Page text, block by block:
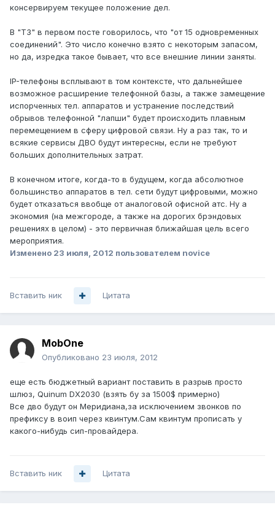
консервируем текущее положение дел.
В "ТЗ" в первом посте говорилось, что "от 15 одновременных
соединений". Это число конечно взято с некоторым запасом,
но да, изредка такое бывает, что все внешние линии заняты.
IP-телефоны всплывают в том контексте, что дальнейшее
возможное расширение телефонной базы, а также замещение
испорченных тел. аппаратов и устранение последствий
обрывов телефонной "лапши" будет происходить плавным
перемещением в сферу цифровой связи. Ну а раз так, то и
всякие сервисы ДВО будут интересны, если не требуют
больших дополнительных затрат.
В конечном итоге, когда-то в будущем, когда абсолютное
большинство аппаратов в тел. сети будут цифровыми, можно
будет отказаться ввобще от аналоговой офисной атс. Ну а
экономия (на межгороде, а также на дорогих брэндовых
решениях в целом) - это первичная ближайшая цель всего
мероприятия.
Изменено 23 июля, 2012 пользователем novice
Вставить ник Цитата
MobOne
Опубликовано 23 июля, 2012
еще есть бюджетный вариант поставить в разрыв просто
шлюз, Quinum DX2030 (взять бу за 1500$ примерно)
Все дво будут он Меридиана,за исключением звонков по
префиксу в воип через квинтум.Сам квинтум прописать у
какого-нибудь сип-провайдера.
Вставить ник Цитата